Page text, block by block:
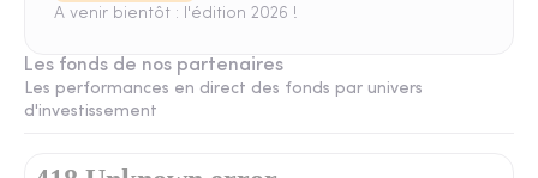
A venir bientôt : l'édition 2026 !
Les fonds de nos partenaires
Les performances en direct des fonds par univers
d'investissement